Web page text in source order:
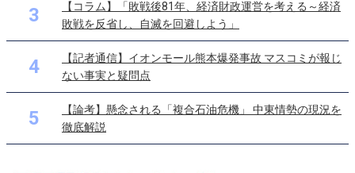
3
【コラム】「敗戦後81年、経済財政運営を考える～経済
敗戦を反省し、自滅を回避しよう」
4
【記者通信】イオンモール熊本爆発事故 マスコミが報じ
ない事実と疑問点
5
【論考】懸念される「複合石油危機」 中東情勢の現況を
徹底解説